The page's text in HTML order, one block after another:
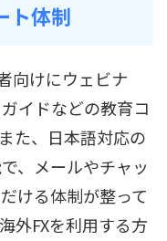
ト体制
向けにウェビナ
イドなどの教育コ
た、日本語対応の
、メールやチャッ
ける体制が整って
外FXを利用する方